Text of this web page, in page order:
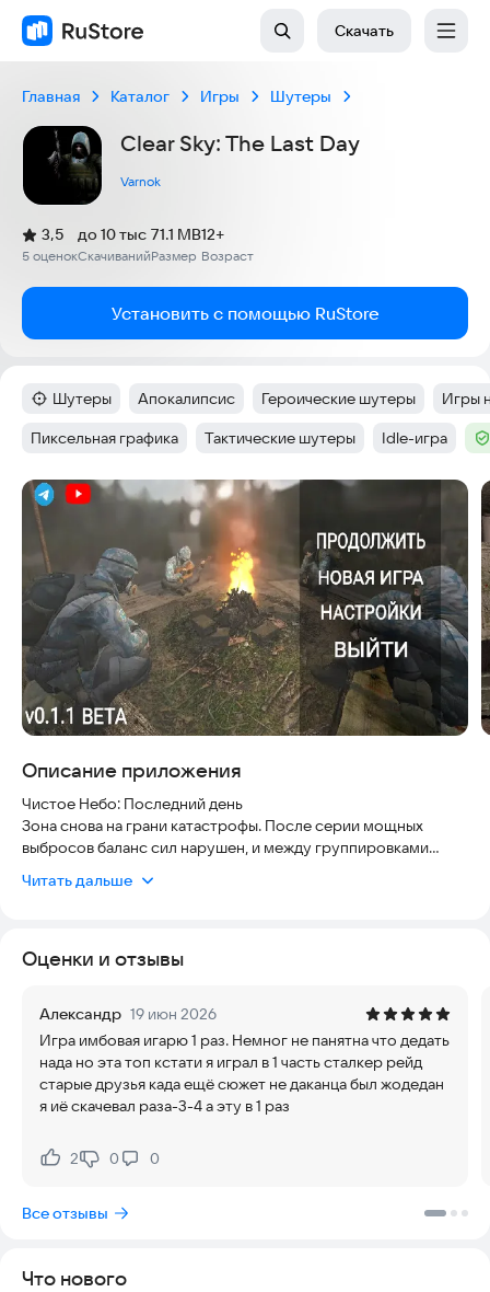
Скачать
Главная Каталог Игры Шутеры
Clear Sky: The Last Day
Varnok
Рейтинг:
3,5
(
5 оценок
)
Скачиваний
до 10 тыс
Размер
71.1 MB
Возраст
12+
Установить с помощью RuStore
Категория:
Шутеры Тег:
Апокалипсис Тег:
Героические шутеры Тег:
Игры
Тег:
Пиксельная графика Тег:
Тактические шутеры Тег:
Idle-игра
Скриншоты
Описание приложения
Чистое Небо: Последний день
Зона снова на грани катастрофы. После серии мощных
выбросов баланс сил нарушен, и между группировками
влияние.
угроз, которые скрываются в глубинах Зоны.
группировок. Но будь осторожен – каждый шаг в Зоне
может стать последним.
Читать дальше
Оценки и отзывы
Александр 19 июн 2026
Игра имбовая игарю 1 раз. Немног не панятна что дедать
нада но эта топ кстати я играл в 1 часть сталкер рейд
старые друзья када ещё сюжет не даканца был жодедан
я иё скачевал раза-3-4 а эту в 1 раз
Нравится:
2Не нравится:
0 0
Все отзывы
Что нового